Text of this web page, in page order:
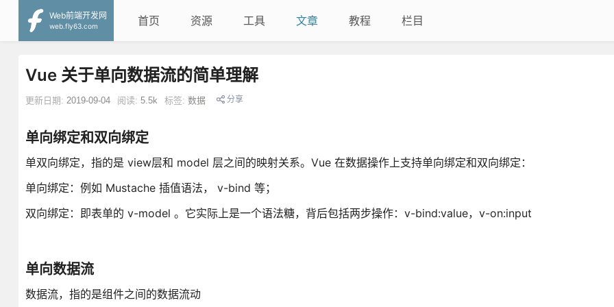
Web前端开发网
web.fly63.com
首页 资源 工具 文章 教程 栏目
Vue 关于单向数据流的简单理解
更新日期: 2019-09-04 阅读: 5.5k 标签: 数据 分享
单向绑定和双向绑定
单双向绑定，指的是 view层和 model 层之间的映射关系。Vue 在数据操作上支持单向绑定和双向绑定：
单向绑定：例如 Mustache 插值语法， v-bind 等；
双向绑定：即表单的 v-model 。它实际上是一个语法糖，背后包括两步操作：v-bind:value，v-on:input
单向数据流
数据流，指的是组件之间的数据流动